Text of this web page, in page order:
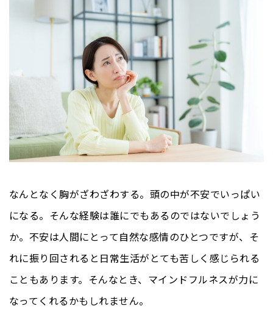
なんとなく胸がざわざわする。頭の中が不安でいっぱい
になる。そんな経験は誰にでもあるのではないでしょう
か。不安は人間にとって自然な感情のひとつですが、そ
れに振り回されると日常生活がとても苦しく感じられる
こともあります。そんなとき、マインドフルネスが力に
なってくれるかもしれません。